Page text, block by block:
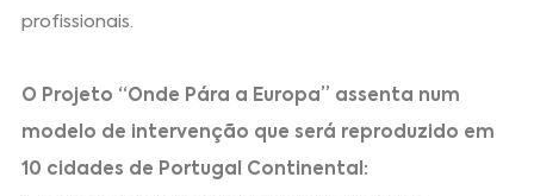
profissionais.
O Projeto “Onde Pára a Europa” assenta num
modelo de intervenção que será reproduzido em
10 cidades de Portugal Continental: